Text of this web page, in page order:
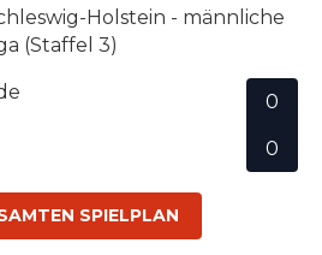
Holstein - männliche
(Staffel 3)
0
0
SPIELPLAN